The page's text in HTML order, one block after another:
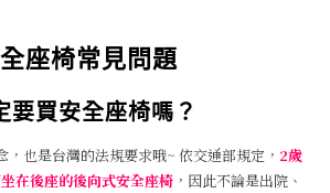
座椅常見問題
要買安全座椅嗎？
，也是台灣的法規要求哦~ 依交通部規定， 2歲
在後座的後向式安全座椅 ，因此不論是出院、